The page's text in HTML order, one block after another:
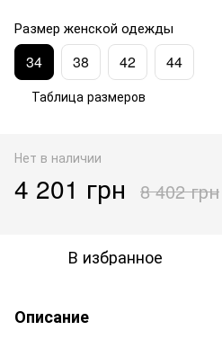
Размер женской одежды
34 38 42 44
Таблица размеров
Нет в наличии
4 201 грн 8 402 грн
В избранное
Описание